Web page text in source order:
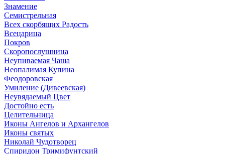
Знамение
Семистрельная
Всех скорбящих Радость
Всецарица
Покров
Скоропослушница
Неупиваемая Чаша
Неопалимая Купина
Феодоровская
Умиление (Дивеевская)
Неувядаемый Цвет
Достойно есть
Целительница
Иконы Ангелов и Архангелов
Иконы святых
Николай Чудотворец
Спиридон Тримифунтский